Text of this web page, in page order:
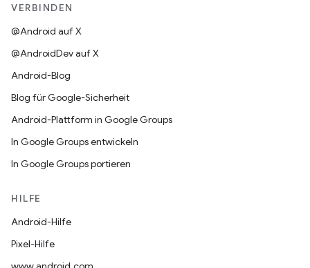
VERBINDEN
@Android auf X
@AndroidDev auf X
Android-Blog
Blog für Google-Sicherheit
Android-Plattform in Google Groups
In Google Groups entwickeln
In Google Groups portieren
HILFE
Android-Hilfe
Pixel-Hilfe